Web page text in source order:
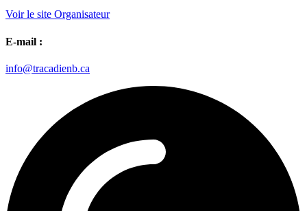
Voir le site Organisateur
E-mail :
info@tracadienb.ca